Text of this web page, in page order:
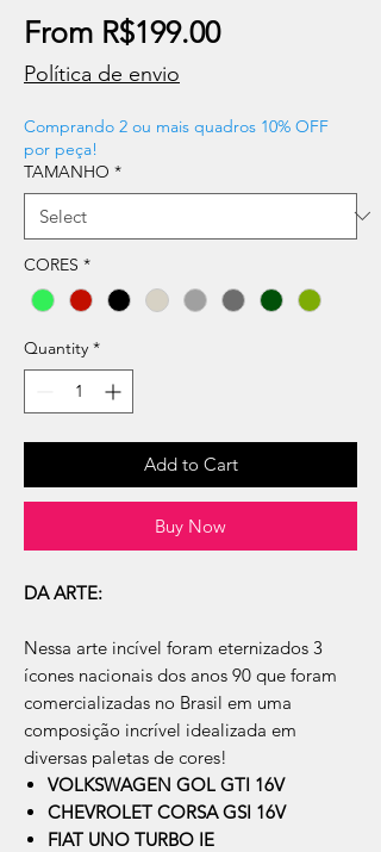
From R$199.00Sale
Política de envio
Comprando 2 ou mais quadros 10% OFF
por peça!
TAMANHO *
CORES *
Quantity *
Add to Cart
Buy Now
DA ARTE:
Nessa arte incível foram eternizados 3
ícones nacionais dos anos 90 que foram
comercializadas no Brasil em uma
composição incrível idealizada em
diversas paletas de cores!
VOLKSWAGEN GOL GTI 16V
CHEVROLET CORSA GSI 16V
FIAT UNO TURBO IE